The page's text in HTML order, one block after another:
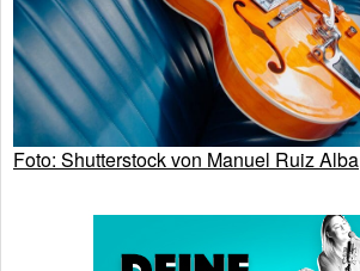
Foto: Shutterstock von Manuel Ruiz Alba